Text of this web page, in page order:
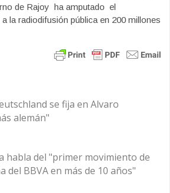
de Rajoy ha amputado el
la radiodifusión pública en 200 millones
se fija en Alvaro
alemán"
habla del "primer movimiento de
del BBVA en más de 10 años"